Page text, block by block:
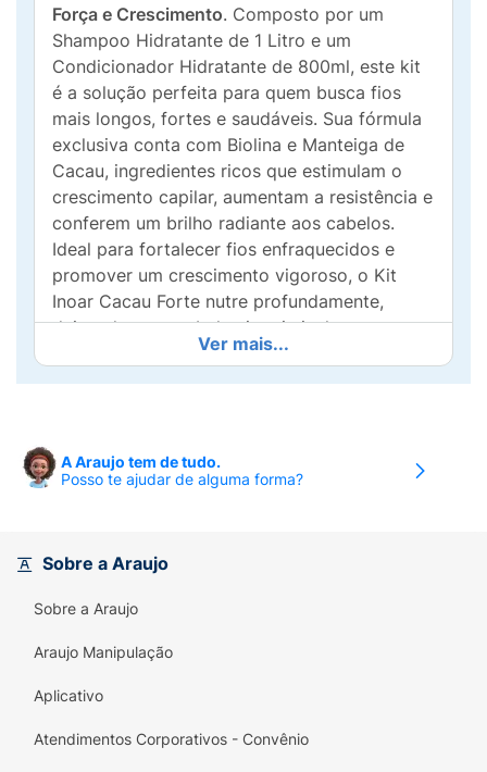
Força e Crescimento. Composto por um
Shampoo Hidratante de 1 Litro e um
Condicionador Hidratante de 800ml, este kit
é a solução perfeita para quem busca fios
mais longos, fortes e saudáveis. Sua fórmula
exclusiva conta com Biolina e Manteiga de
Cacau, ingredientes ricos que estimulam o
crescimento capilar, aumentam a resistência e
conferem um brilho radiante aos cabelos.
Ideal para fortalecer fios enfraquecidos e
promover um crescimento vigoroso, o Kit
Inoar Cacau Forte nutre profundamente,
deixando seus cabelos irresistivelmente
macios, sedosos e cheios de vida.
Ver mais...
A Araujo tem de tudo.
Posso te ajudar de alguma forma?
Sobre a Araujo
Sobre a Araujo
Araujo Manipulação
Aplicativo
Atendimentos Corporativos - Convênio